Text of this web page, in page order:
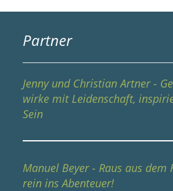
Partner
Jenny und Christian Artner -
wirke mit Leidenschaft,
Sein
Manuel Beyer - Raus aus dem
rein ins Abenteuer!